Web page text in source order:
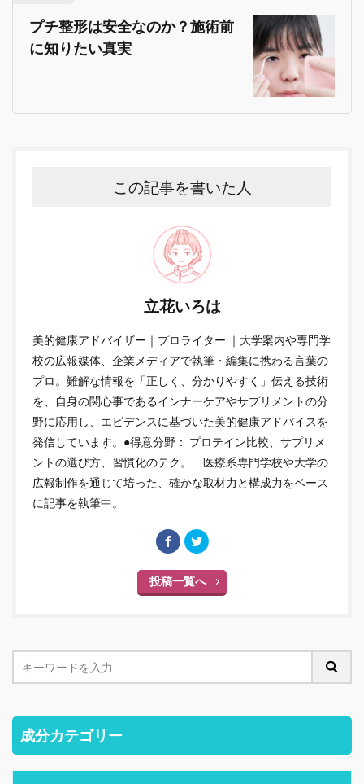
プチ整形は安全なのか？施術前
に知りたい真実
この記事を書いた人
立花いろは
美的健康アドバイザー｜プロライター ｜大学案内や専門学
校の広報媒体、企業メディアで執筆・編集に携わる言葉の
プロ。難解な情報を「正しく、分かりやすく」伝える技術
を、自身の関心事であるインナーケアやサプリメントの分
野に応用し、エビデンスに基づいた美的健康アドバイスを
発信しています。●得意分野： プロテイン比較、サプリメ
ントの選び方、習慣化のテク。 医療系専門学校や大学の
広報制作を通じて培った、確かな取材力と構成力をベース
に記事を執筆中。
投稿一覧へ
成分カテゴリー